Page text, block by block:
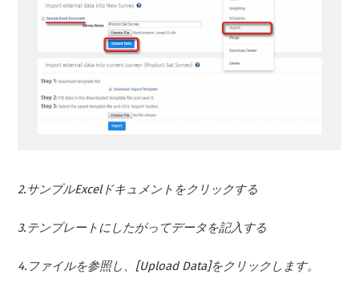
2.サンプルExcelドキュメントをクリックする
3.テンプレートにしたがってデータを記入する
4.ファイルを参照し、[Upload Data]をクリックします。